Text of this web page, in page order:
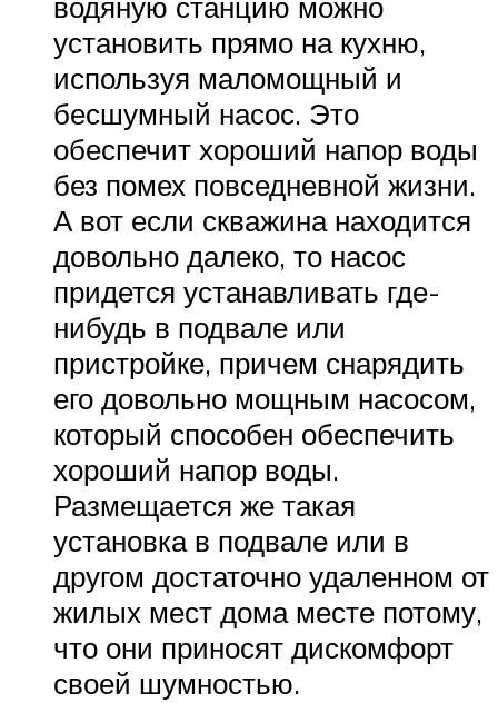
установить прямо на кухню,
используя маломощный и
бесшумный насос. Это
обеспечит хороший напор воды
без помех повседневной жизни.
А вот если скважина находится
довольно далеко, то насос
придется устанавливать где-
нибудь в подвале или
пристройке, причем снарядить
его довольно мощным насосом,
который способен обеспечить
хороший напор воды.
Размещается же такая
установка в подвале или в
другом достаточно удаленном от
жилых мест дома месте потому,
что они приносят дискомфорт
своей шумностью.